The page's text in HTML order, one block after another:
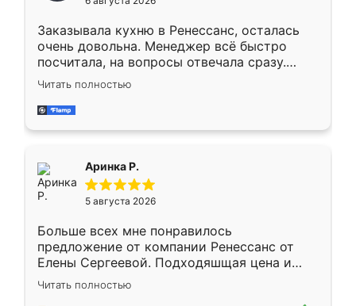
мебели буду заказывать только здесь.
Заказывала кухню в Ренессанс, осталась
очень довольна. Менеджер всё быстро
посчитала, на вопросы отвечала сразу.
Замерщик приехал в субботу, подошёл к
делу со всей ответственностью. Собрали
за день, ребята работали аккуратно, даже
Читать полностью
Аринка Р.
5 августа 2026
Больше всех мне понравилось
предложение от компании Ренессанс от
Елены Сергеевой. Подходяшщая цена и
короткие сроки изготовления. Приехавший
для замера сотрудник Владислав
Читать полностью